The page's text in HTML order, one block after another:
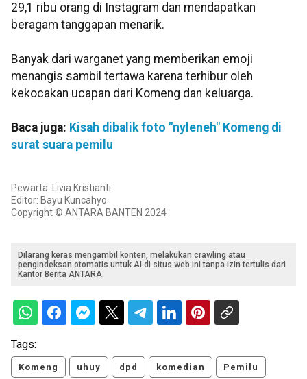
29,1 ribu orang di Instagram dan mendapatkan
beragam tanggapan menarik.
Banyak dari warganet yang memberikan emoji
menangis sambil tertawa karena terhibur oleh
kekocakan ucapan dari Komeng dan keluarga.
Baca juga: Kisah dibalik foto "nyleneh" Komeng di
surat suara pemilu
Pewarta: Livia Kristianti
Editor: Bayu Kuncahyo
Copyright © ANTARA BANTEN 2024
Dilarang keras mengambil konten, melakukan crawling atau
pengindeksan otomatis untuk AI di situs web ini tanpa izin tertulis dari
Kantor Berita ANTARA.
Tags:
Komeng uhuy dpd komedian Pemilu